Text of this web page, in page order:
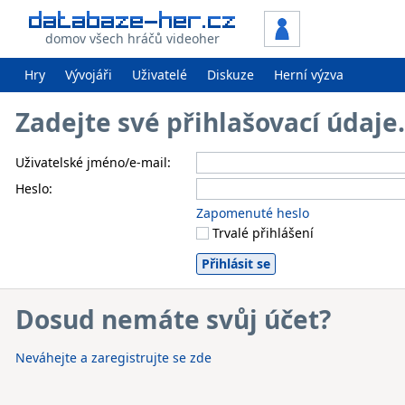
domov všech hráčů videoher
Hry Vývojáři Uživatelé Diskuze Herní výzva
Zadejte své přihlašovací
Uživatelské jméno/e-mail:
Heslo:
Zapomenuté heslo
Trvalé přihlášení
Dosud nemáte svůj účet?
Neváhejte a zaregistrujte se zde